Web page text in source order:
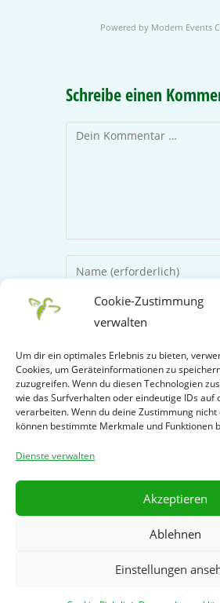
Cookie-Zustimmung
verwalten
Um dir ein optimales Erlebnis zu bieten,
Cookies, um Geräteinformationen zu
zuzugreifen. Wenn du diesen Technologien
wie das Surfverhalten oder eindeutige IDs auf
verarbeiten. Wenn du deine Zustimmung
können bestimmte Merkmale und Funktionen
Dienste verwalten
Akzeptieren
Ablehnen
Einstellungen
Powered by Modern Events
Schreibe einen
Name, E-Mail-Adresse und
Kommentar speichern.